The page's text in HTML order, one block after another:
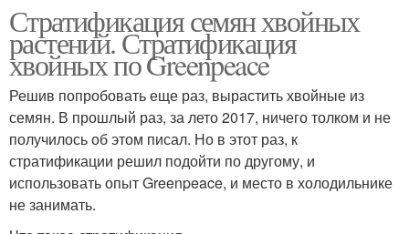
Стратификация семян хвойных
растений. Стратификация
хвойных по Greenpeace
Решив попробовать еще раз, вырастить хвойные из
семян. В прошлый раз, за лето 2017, ничего толком и не
получилось об этом писал. Но в этот раз, к
стратификации решил подойти по другому, и
использовать опыт Greenpeace, и место в холодильнике
не занимать.